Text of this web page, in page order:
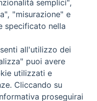
11 - tel. 0382.24736 -
semplici",
"misurazione" e
specificato nella
all'utilizzo dei
puoi avere
utilizzati e
Cliccando su
proseguirai